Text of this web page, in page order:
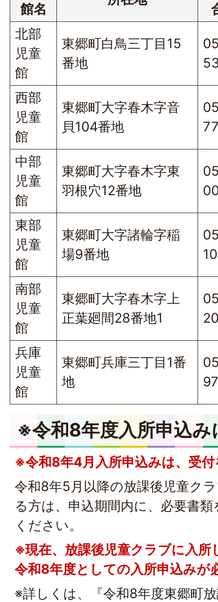
館名
北部
児童
館
東郷町白鳥三丁目15
番地
西部
児童
館
東郷町大字春木字音
貝104番地
中部
児童
館
東郷町大字春木字東
羽根穴12番地
東部
児童
館
東郷町大字諸輪字稲
場9番地
南部
児童
館
東郷町大字春木字上
正葉廻間28番地1
兵庫
児童
館
東郷町兵庫三丁目1番
地
※令和8年度入所申込
※令和8年4月入所申込みは、受
令和8年5月以降の放課後児童ク
る方は、申込期間内に、必要書
ください。
※現在、放課後児童クラブに入所
令和8年度としての入所申込みが
※詳しくは、『令和8年度東郷町